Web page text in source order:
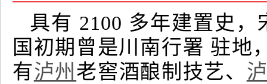
具有 2100 多年建置史
国初期曾是川南行署 驻地
有泸州 老窖酒酿制技艺、